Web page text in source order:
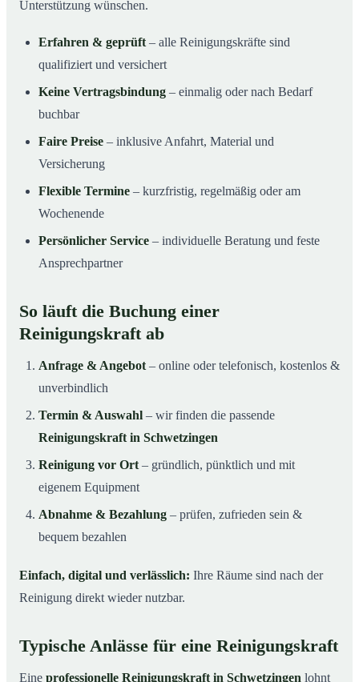
Unterstützung wünschen.
Erfahren & geprüft – alle Reinigungskräfte sind
qualifiziert und versichert
Keine Vertragsbindung – einmalig oder nach Bedarf
buchbar
Faire Preise – inklusive Anfahrt, Material und
Versicherung
Flexible Termine – kurzfristig, regelmäßig oder am
Wochenende
Persönlicher Service – individuelle Beratung und feste
Ansprechpartner
So läuft die Buchung einer
Reinigungskraft ab
Anfrage & Angebot – online oder telefonisch, kostenlos &
unverbindlich
Termin & Auswahl – wir finden die passende
Reinigungskraft in Schwetzingen
Reinigung vor Ort – gründlich, pünktlich und mit
eigenem Equipment
Abnahme & Bezahlung – prüfen, zufrieden sein &
bequem bezahlen
Einfach, digital und verlässlich: Ihre Räume sind nach der
Reinigung direkt wieder nutzbar.
Typische Anlässe für eine Reinigungskraft
Eine professionelle Reinigungskraft in Schwetzingen lohnt